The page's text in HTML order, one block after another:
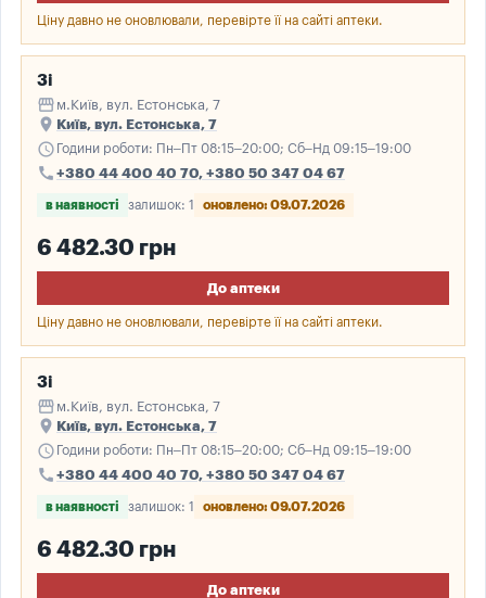
Ціну давно не оновлювали, перевірте її на сайті аптеки.
3і
storefront м.Київ, вул. Естонська, 7
place Київ, вул. Естонська, 7
schedule Години роботи: Пн–Пт 08:15–20:00; Сб–Нд 09:15–19:00
call +380 44 400 40 70, +380 50 347 04 67
в наявності залишок: 1 оновлено: 09.07.2026
6 482.30 грн
До аптеки
Ціну давно не оновлювали, перевірте її на сайті аптеки.
3і
storefront м.Київ, вул. Естонська, 7
place Київ, вул. Естонська, 7
schedule Години роботи: Пн–Пт 08:15–20:00; Сб–Нд 09:15–19:00
call +380 44 400 40 70, +380 50 347 04 67
в наявності залишок: 1 оновлено: 09.07.2026
6 482.30 грн
До аптеки